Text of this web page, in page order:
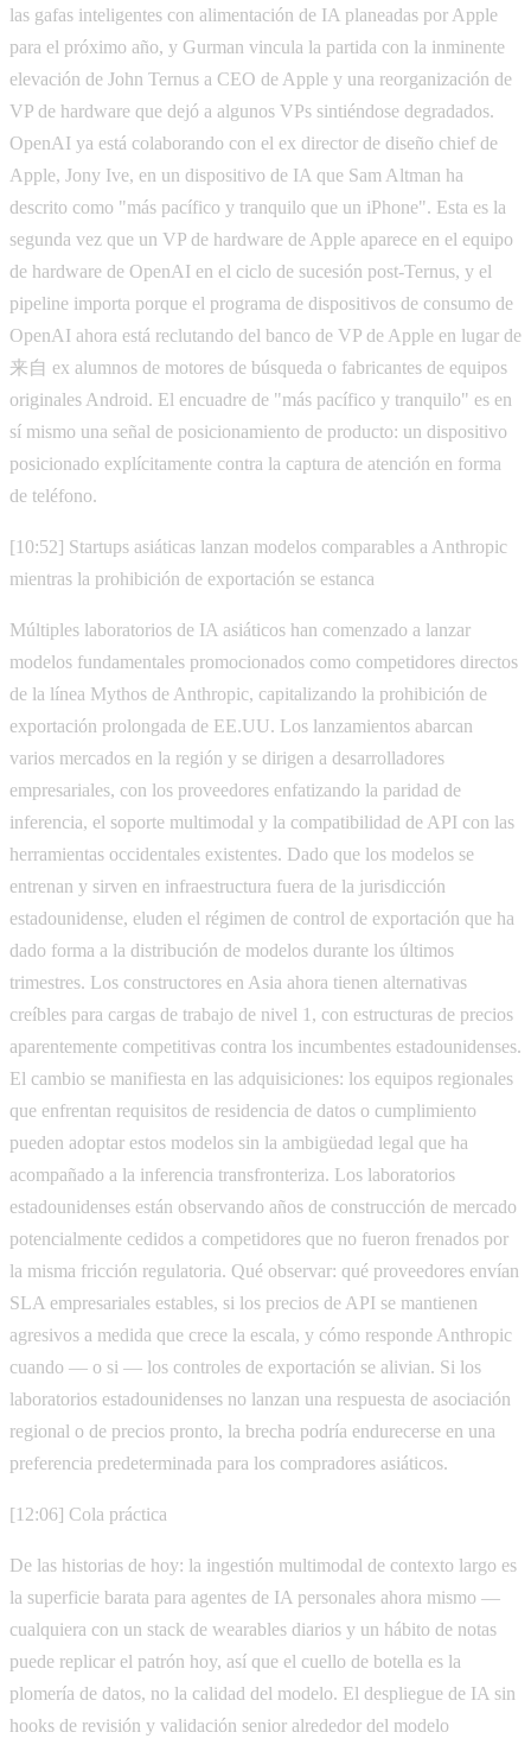
las gafas inteligentes con alimentación de IA planeadas por Apple
para el próximo año, y Gurman vincula la partida con la inminente
elevación de John Ternus a CEO de Apple y una reorganización de
VP de hardware que dejó a algunos VPs sintiéndose degradados.
OpenAI ya está colaborando con el ex director de diseño chief de
Apple, Jony Ive, en un dispositivo de IA que Sam Altman ha
descrito como "más pacífico y tranquilo que un iPhone". Esta es la
segunda vez que un VP de hardware de Apple aparece en el equipo
de hardware de OpenAI en el ciclo de sucesión post-Ternus, y el
pipeline importa porque el programa de dispositivos de consumo de
OpenAI ahora está reclutando del banco de VP de Apple en lugar de
来自 ex alumnos de motores de búsqueda o fabricantes de equipos
originales Android. El encuadre de "más pacífico y tranquilo" es en
sí mismo una señal de posicionamiento de producto: un dispositivo
posicionado explícitamente contra la captura de atención en forma
de teléfono.
[10:52] Startups asiáticas lanzan modelos comparables a Anthropic
mientras la prohibición de exportación se estanca
Múltiples laboratorios de IA asiáticos han comenzado a lanzar
modelos fundamentales promocionados como competidores directos
de la línea Mythos de Anthropic, capitalizando la prohibición de
exportación prolongada de EE.UU. Los lanzamientos abarcan
varios mercados en la región y se dirigen a desarrolladores
empresariales, con los proveedores enfatizando la paridad de
inferencia, el soporte multimodal y la compatibilidad de API con las
herramientas occidentales existentes. Dado que los modelos se
entrenan y sirven en infraestructura fuera de la jurisdicción
estadounidense, eluden el régimen de control de exportación que ha
dado forma a la distribución de modelos durante los últimos
trimestres. Los constructores en Asia ahora tienen alternativas
creíbles para cargas de trabajo de nivel 1, con estructuras de precios
aparentemente competitivas contra los incumbentes estadounidenses.
El cambio se manifiesta en las adquisiciones: los equipos regionales
que enfrentan requisitos de residencia de datos o cumplimiento
pueden adoptar estos modelos sin la ambigüedad legal que ha
acompañado a la inferencia transfronteriza. Los laboratorios
estadounidenses están observando años de construcción de mercado
potencialmente cedidos a competidores que no fueron frenados por
la misma fricción regulatoria. Qué observar: qué proveedores envían
SLA empresariales estables, si los precios de API se mantienen
agresivos a medida que crece la escala, y cómo responde Anthropic
cuando — o si — los controles de exportación se alivian. Si los
laboratorios estadounidenses no lanzan una respuesta de asociación
regional o de precios pronto, la brecha podría endurecerse en una
preferencia predeterminada para los compradores asiáticos.
[12:06] Cola práctica
De las historias de hoy: la ingestión multimodal de contexto largo es
la superficie barata para agentes de IA personales ahora mismo —
cualquiera con un stack de wearables diarios y un hábito de notas
puede replicar el patrón hoy, así que el cuello de botella es la
plomería de datos, no la calidad del modelo. El despliegue de IA sin
hooks de revisión y validación senior alrededor del modelo